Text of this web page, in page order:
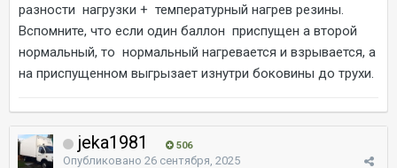
разности нагрузки + температурный нагрев резины.
Вспомните, что если один баллон приспущен а второй
нормальный, то нормальный нагревается и взрывается, а
на приспущенном выгрызает изнутри боковины до трухи.
jeka1981 506
Опубликовано 26 сентября, 2025